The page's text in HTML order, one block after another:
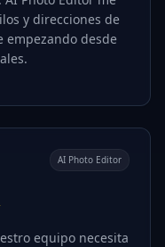
y direcciones de
empezando desde
AI Photo Editor
equipo necesita